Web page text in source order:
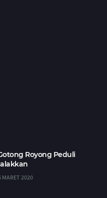
Royong Peduli
MARET 2020